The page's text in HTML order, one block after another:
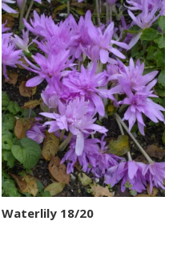
Waterlily 18/20